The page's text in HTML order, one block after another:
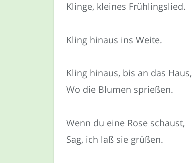
Klinge, kleines Frühlingslied.
Kling hinaus ins Weite.
Kling hinaus, bis an das Haus,
Wo die Blumen sprießen.
Wenn du eine Rose schaust,
Sag, ich laß sie grüßen.